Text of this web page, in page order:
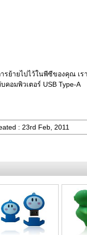
รย้ายไปไว้ในพีซีของคุณ เร
อมพิวเตอร์ USB Type-A
: 23rd Feb, 2011